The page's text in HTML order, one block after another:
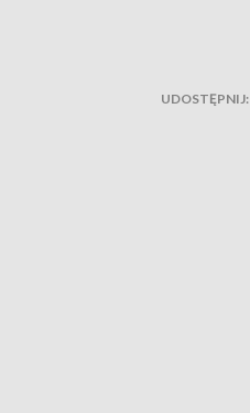
UDOSTĘPNIJ: